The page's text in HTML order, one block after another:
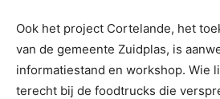
Ook het project Cortelande, het
van de gemeente Zuidplas, is
informatiestand en workshop. Wie
terecht bij de foodtrucks die